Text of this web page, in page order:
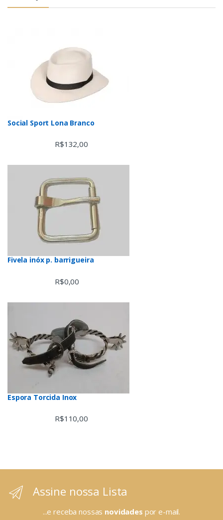
Social Sport Lona Branco
R$132,00
Fivela inóx p. barrigueira
R$0,00
Espora Torcida Inox
R$110,00
Assine nossa Lista
...e receba nossas novidades por e-mail.